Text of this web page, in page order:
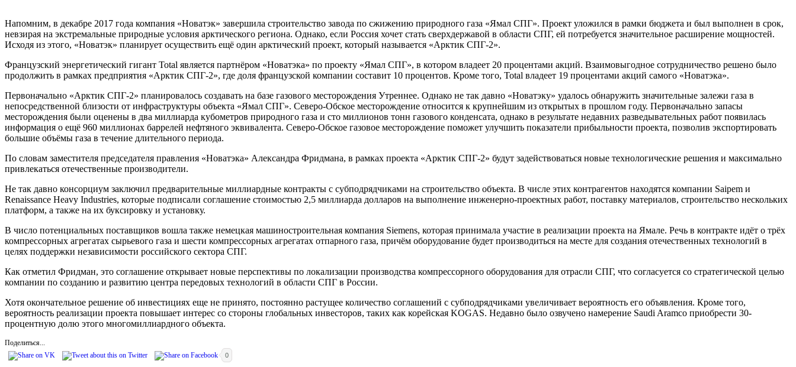
Напомним, в декабре 2017 года компания «Новатэк» завершила строительство завода по сжижению природного газа «Ямал СПГ». Проект уложился в рамки бюджета и был выполнен в срок,
невзирая на экстремальные природные условия арктического региона. Однако, если Россия хочет стать сверхдержавой в области СПГ, ей потребуется значительное расширение мощностей.
Исходя из этого, «Новатэк» планирует осуществить ещё один арктический проект, который называется «Арктик СПГ-2».
Французский энергетический гигант Total является партнёром «Новатэка» по проекту «Ямал СПГ», в котором владеет 20 процентами акций. Взаимовыгодное сотрудничество решено было
продолжить в рамках предприятия «Арктик СПГ-2», где доля французской компании составит 10 процентов. Кроме того, Total владеет 19 процентами акций самого «Новатэка».
Первоначально «Арктик СПГ-2» планировалось создавать на базе газового месторождения Утреннее. Однако не так давно «Новатэку» удалось обнаружить значительные залежи газа в
непосредственной близости от инфраструктуры объекта «Ямал СПГ». Северо-Обское месторождение относится к крупнейшим из открытых в прошлом году. Первоначально запасы
месторождения были оценены в два миллиарда кубометров природного газа и сто миллионов тонн газового конденсата, однако в результате недавних разведывательных работ появилась
информация о ещё 960 миллионах баррелей нефтяного эквивалента. Северо-Обское газовое месторождение поможет улучшить показатели прибыльности проекта, позволив экспортировать
большие объёмы газа в течение длительного периода.
По словам заместителя председателя правления «Новатэка» Александра Фридмана, в рамках проекта «Арктик СПГ-2» будут задействоваться новые технологические решения и максимально
привлекаться отечественные производители.
Не так давно консорциум заключил предварительные миллиардные контракты с субподрядчиками на строительство объекта. В числе этих контрагентов находятся компании Saipem и
Renaissance Heavy Industries, которые подписали соглашение стоимостью 2,5 миллиарда долларов на выполнение инженерно-проектных работ, поставку материалов, строительство нескольких
платформ, а также на их буксировку и установку.
В число потенциальных поставщиков вошла также немецкая машиностроительная компания Siemens, которая принимала участие в реализации проекта на Ямале. Речь в контракте идёт о трёх
компрессорных агрегатах сырьевого газа и шести компрессорных агрегатах отпарного газа, причём оборудование будет производиться на месте для создания отечественных технологий в
целях поддержки независимости российского сектора СПГ.
Как отметил Фридман, это соглашение открывает новые перспективы по локализации производства компрессорного оборудования для отрасли СПГ, что согласуется со стратегической целью
компании по созданию и развитию центра передовых технологий в области СПГ в России.
Хотя окончательное решение об инвестициях еще не принято, постоянно растущее количество соглашений с субподрядчиками увеличивает вероятность его объявления. Кроме того,
вероятность реализации проекта повышает интерес со стороны глобальных инвесторов, таких как корейская KOGAS. Недавно было озвучено намерение Saudi Aramco приобрести 30-
процентную долю этого многомиллиардного объекта.
Поделиться...
0